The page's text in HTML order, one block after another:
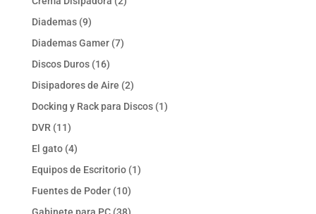
Diademas 99
productos
Diademas Gamer 77
Discos Duros 1616
productos
Disipadores de Aire 22
productos
Docking y Rack para Discos 11
DVR 1111
productos
El gato 44
productos
Equipos de Escritorio 11
Fuentes de Poder 1010
productos
38